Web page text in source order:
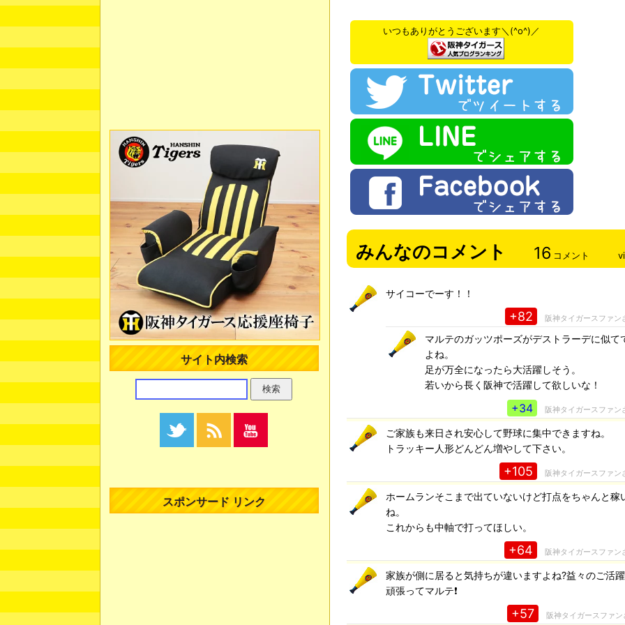
いつもありがとうございます＼(^o^)／
みんなのコメント 16 コメント
サイコーでーす！！
+82 阪神タイガースファン
マルテのガッツポーズがデストラーデに似て
よね。
足が万全になったら大活躍しそう。
若いから長く阪神で活躍して欲しいな！
+34 阪神タイガースファン
ご家族も来日され安心して野球に集中できますね。
トラッキー人形どんどん増やして下さい。
+105 阪神タイガースファン
ホームランそこまで出ていないけど打点をちゃんと稼
ね。
これからも中軸で打ってほしい。
+64 阪神タイガースファン
家族が側に居ると気持ちが違いますよね?益々のご活
頑張ってマルテ❗
+57 阪神タイガースファ
サイト内検索
スポンサード リンク